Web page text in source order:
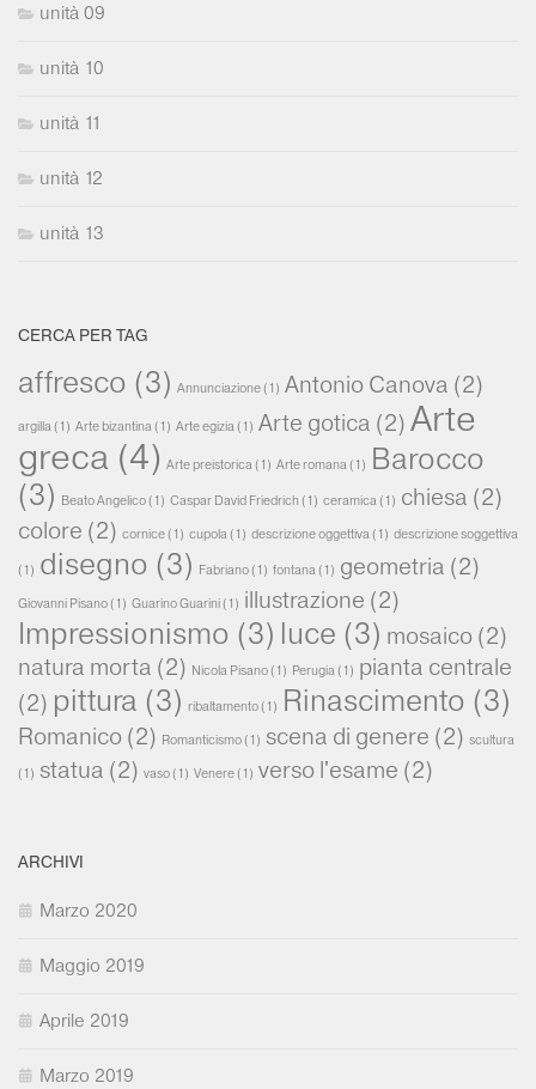
unità 09
unità 10
unità 11
unità 12
unità 13
CERCA PER TAG
affresco (3) Annunciazione(1) Antonio Canova (2)
argilla(1) Arte bizantina(1) Arte egizia(1) Arte gotica (2) Arte
greca (4) Arte preistorica(1) Arte romana(1) Barocco
(3)
Beato Angelico(1) Caspar David Friedrich (1) ceramica(1) chiesa (2)
colore (2) cornice(1) cupola(1) descrizione oggettiva(1) descrizione soggettiva
(1) disegno (3) Fabriano(1) fontana(1) geometria (2)
Giovanni Pisano(1) Guarino Guarini(1) illustrazione (2)
Impressionismo (3) luce (3) mosaico (2)
natura morta (2) Nicola Pisano(1) Perugia(1) pianta centrale
(2) pittura (3) ribaltamento(1) Rinascimento (3)
Romanico (2) Romanticismo(1) scena di genere (2) scultura
(1) statua (2) vaso(1) Venere(1) verso l'esame (2)
ARCHIVI
Marzo 2020
Maggio 2019
Aprile 2019
Marzo 2019